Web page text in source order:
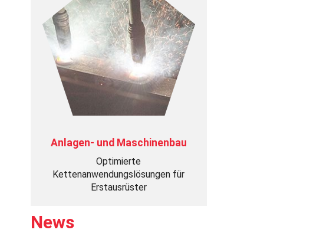
Anlagen- und Maschinenbau
Optimierte
Kettenanwendungslösungen für
Erstausrüster
News